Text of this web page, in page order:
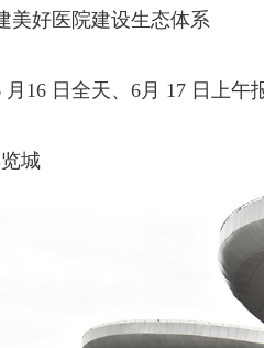
美好医院建设生态体系
月16 日全天、6月 17 日上午
城